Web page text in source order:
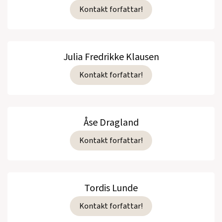
Kontakt forfattar!
Julia Fredrikke Klausen
Kontakt forfattar!
Åse Dragland
Kontakt forfattar!
Tordis Lunde
Kontakt forfattar!